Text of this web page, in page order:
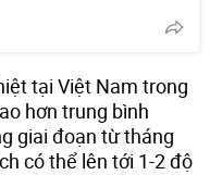
tại Việt Nam trong
hơn trung bình
giai đoạn từ tháng
có thể lên tới 1-2 độ